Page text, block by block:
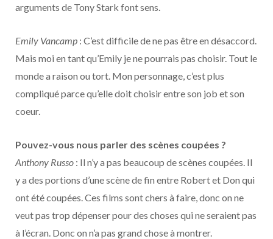
arguments de Tony Stark font sens.
Emily Vancamp : C’est difficile de ne pas être en désaccord.
Mais moi en tant qu’Emily je ne pourrais pas choisir. Tout le
monde a raison ou tort. Mon personnage, c’est plus
compliqué parce qu’elle doit choisir entre son job et son
coeur.
Pouvez-vous nous parler des scènes coupées ?
Anthony Russo : Il n’y a pas beaucoup de scènes coupées. Il
y a des portions d’une scène de fin entre Robert et Don qui
ont été coupées. Ces films sont chers à faire, donc on ne
veut pas trop dépenser pour des choses qui ne seraient pas
à l’écran. Donc on n’a pas grand chose à montrer.